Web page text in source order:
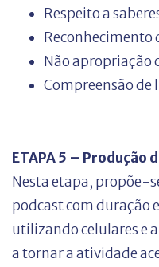
Respeito a
Reconhecimento
Não apropriação
Compreensão de
ETAPA 5 – Produção
Nesta etapa, propõe-
podcast com duração
utilizando celulares e
a tornar a atividade